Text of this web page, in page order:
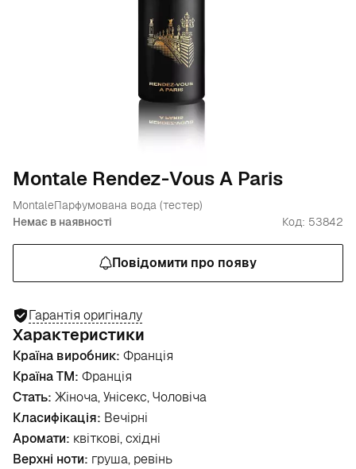
Montale Rendez-Vous A Paris
MontaleПарфумована вода (тестер)
Немає в наявності
Код: 53842
Повідомити про появу
Гарантія оригіналу
Характеристики
Країна виробник: Франція
Країна ТМ: Франція
Стать: Жіноча, Унісекс, Чоловіча
Класифікація: Вечірні
Аромати: квіткові, східні
Верхні ноти: груша, ревінь